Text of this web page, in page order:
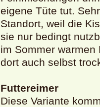
eigene Tüte tut.
Standort, weil die
sie nur bedingt
im Sommer
dort auch selbst
Futtereimer
Diese Variante